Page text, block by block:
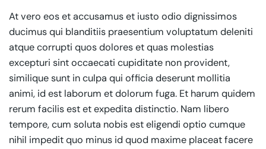
At vero eos et accusamus et iusto odio dignissimos
ducimus qui blanditiis praesentium voluptatum deleniti
atque corrupti quos dolores et quas molestias
excepturi sint occaecati cupiditate non provident,
similique sunt in culpa qui officia deserunt mollitia
animi, id est laborum et dolorum fuga. Et harum quidem
rerum facilis est et expedita distinctio. Nam libero
tempore, cum soluta nobis est eligendi optio cumque
nihil impedit quo minus id quod maxime placeat facere